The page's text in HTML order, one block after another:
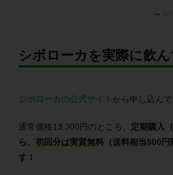
→ シ
シボローカを実際に飲ん
シボローカの公式サイト から申し込んで
通常価格13,300円のところ、 定期購入
ら、 初回分は実質無料 （送料相当500
す！